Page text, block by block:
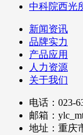
中科院西光
新闻资讯
品牌实力
产品应用
人力资源
关于我们
电话：023-
邮箱：
地址：重庆